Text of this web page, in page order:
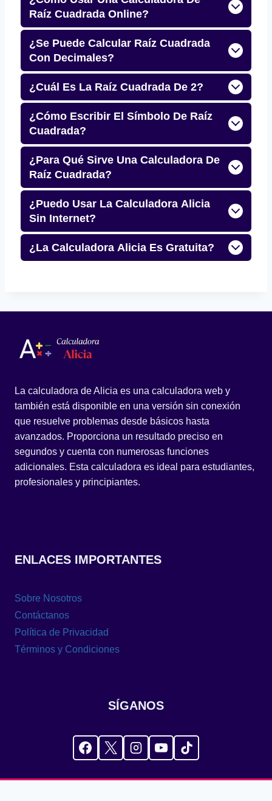
Raíz Cuadrada Online?
¿Se Puede Calcular Raíz Cuadrada
Con Decimales?
¿Cuál Es La Raíz Cuadrada De 2?
¿Cómo Escribir El Símbolo De Raíz
Cuadrada?
¿Para Qué Sirve Una Calculadora De
Raíz Cuadrada?
¿Puedo Usar La Calculadora Alicia
Sin Internet?
¿La Calculadora Alicia Es Gratuita?
La calculadora de Alicia es una calculadora web y
también está disponible en una versión sin conexión
que resuelve problemas desde básicos hasta
avanzados. Proporciona un resultado preciso en
segundos y cuenta con numerosas funciones
adicionales. Esta calculadora es ideal para estudiantes,
profesionales y principiantes.
ENLACES IMPORTANTES
Sobre Nosotros
Contáctanos
Política de Privacidad
Términos y Condiciones
SÍGANOS